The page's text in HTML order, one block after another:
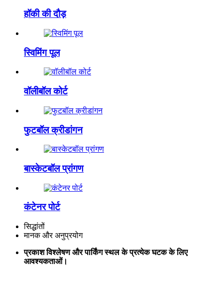
हॉकी की दौड़
स्विमिंग पूल
वॉलीबॉल कोर्ट
फुटबॉल क्रीडांगन
बास्केटबॉल प्रांगण
कंटेनर पोर्ट
सिद्धांतों
मानक और अनुप्रयोग
प्रकाश विश्लेषण और पार्किंग स्थल के प्रत्येक घटक के लिए
आवश्यकताओं।